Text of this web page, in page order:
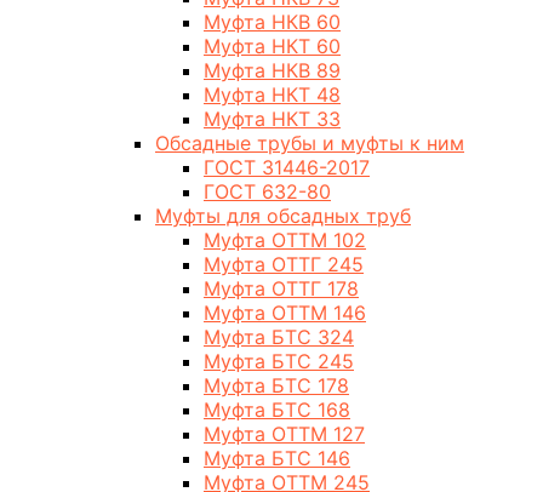
Муфта НКВ 60
Муфта НКТ 60
Муфта НКВ 89
Муфта НКТ 48
Муфта НКТ 33
Обсадные трубы и муфты к ним
ГОСТ 31446-2017
ГОСТ 632-80
Муфты для обсадных труб
Муфта ОТТМ 102
Муфта ОТТГ 245
Муфта ОТТГ 178
Муфта ОТТМ 146
Муфта БТС 324
Муфта БТС 245
Муфта БТС 178
Муфта БТС 168
Муфта ОТТМ 127
Муфта БТС 146
Муфта ОТТМ 245